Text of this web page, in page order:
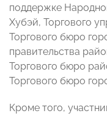
поддержке
Хубэй, Торгового
Торгового бюро
правительства
Торгового бюро
Торгового бюро
Кроме того,